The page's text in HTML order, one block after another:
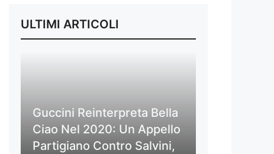
ULTIMI ARTICOLI
Guccini Reinterpreta Bella
Ciao Nel 2020: Un Appello
Partigiano Contro Salvini,